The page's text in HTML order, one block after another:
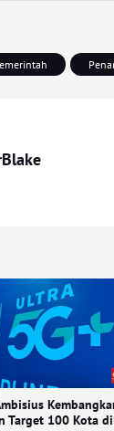
Target 100 Kota di